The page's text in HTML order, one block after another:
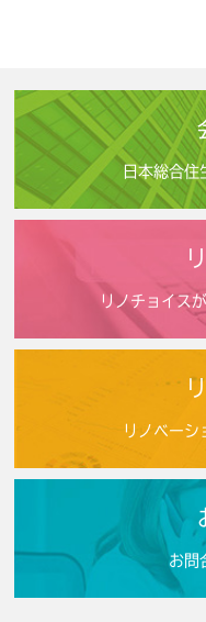
日本総合住
リノチョイス
リノベーシ
お問